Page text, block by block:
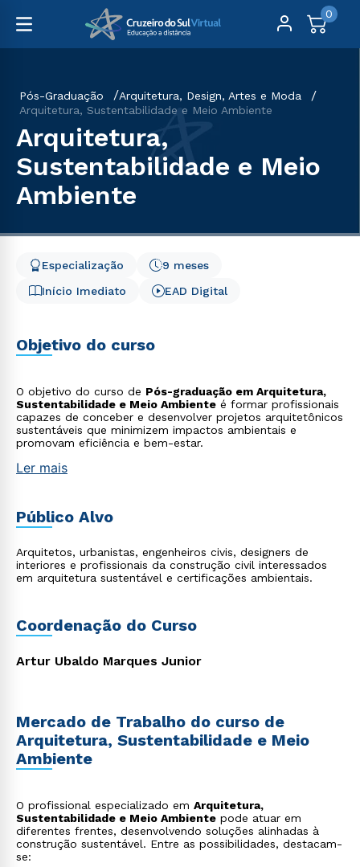
0
Pós-Graduação
Arquitetura, Design, Artes e Moda
Arquitetura, Sustentabilidade e Meio Ambiente
Arquitetura,
Sustentabilidade e Meio
Ambiente
Início Imediato
9 meses
Especialização
EAD Digital
Objetivo do curso
O objetivo do curso de Pós-graduação em Arquitetura,
Sustentabilidade e Meio Ambiente é formar profissionais
capazes de conceber e desenvolver projetos arquitetônicos
sustentáveis que minimizem impactos ambientais e
promovam eficiência e bem-estar.
Ler mais
Público Alvo
Arquitetos, urbanistas, engenheiros civis, designers de
interiores e profissionais da construção civil interessados
em arquitetura sustentável e certificações ambientais.
Coordenação do Curso
Artur Ubaldo Marques Junior
Mercado de Trabalho do curso de
Arquitetura, Sustentabilidade e Meio
Ambiente
O profissional especializado em Arquitetura,
Sustentabilidade e Meio Ambiente pode atuar em
diferentes frentes, desenvolvendo soluções alinhadas à
construção sustentável. Entre as possibilidades, destacam-
se: